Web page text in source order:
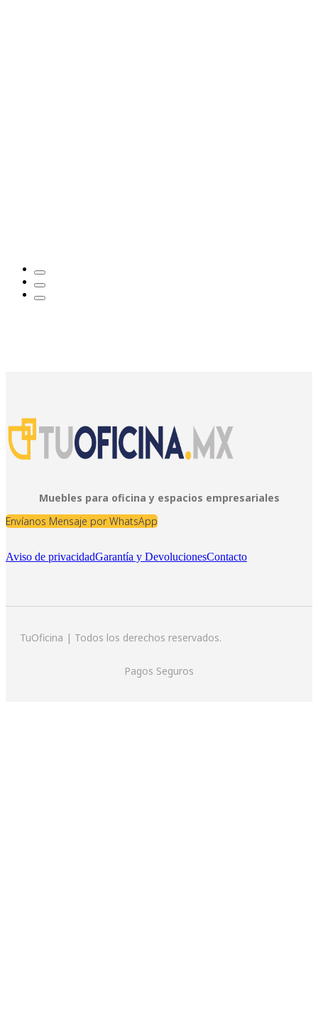
Muebles para oficina y espacios empresariales
Envíanos Mensaje por WhatsApp
Aviso de privacidadGarantía y DevolucionesContacto
TuOficina | Todos los derechos reservados.
Pagos Seguros